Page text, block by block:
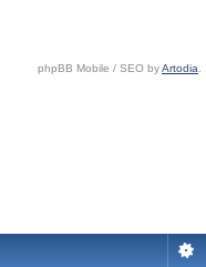
phpBB Mobile / SEO byArtodia.